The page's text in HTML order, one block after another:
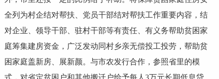
全列为村企结对帮扶、党员干部结对帮扶工作重要内容，结
对企业、领导干部、驻村干部等有责任、有义务帮助贫困家
庭筹集建房资金，广泛发动同村乡亲无偿投工投劳，帮助贫
困家庭盖新房、展新颜。与市农发行合作，参照省里的模